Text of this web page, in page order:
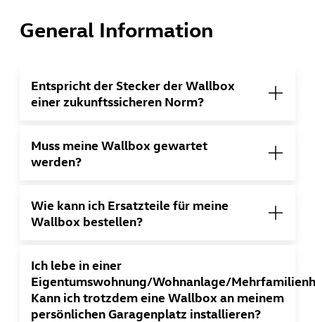
General Information
Entspricht der Stecker der Wallbox
einer zukunftssicheren Norm?
Muss meine Wallbox gewartet
werden?
Wie kann ich Ersatzteile für meine
Wallbox bestellen?
Ich lebe in einer
Eigentumswohnung/Wohnanlage/
Kann ich trotzdem eine Wallbox an meinem
persönlichen Garagenplatz installieren?